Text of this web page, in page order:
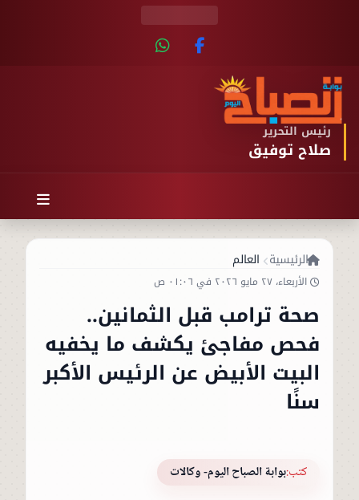
رئيس التحرير
صلاح توفيق
الرئيسية العالم
الأربعاء، ٢٧ مايو ٢٠٢٦ في ٠١:٠٦ ص
صحة ترامب قبل الثمانين..
فحص مفاجئ يكشف ما يخفيه
البيت الأبيض عن الرئيس الأكبر
سنًا
كتب:بوابة الصباح اليوم- وكالات